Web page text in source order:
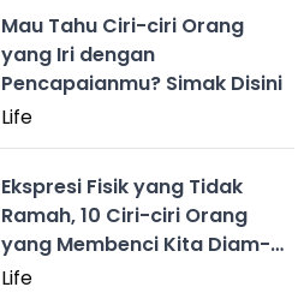
Mau Tahu Ciri-ciri Orang
yang Iri dengan
Pencapaianmu? Simak Disini
Life
Ekspresi Fisik yang Tidak
Ramah, 10 Ciri-ciri Orang
yang Membenci Kita Diam-
diam
Life